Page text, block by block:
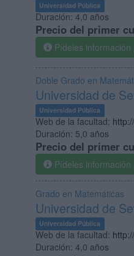
Universidad Pública
Duración: 4,0 años
Precio del primer
Pídeles información
Doble Grado en
Universidad de
Universidad Pública
Web de la facultad:
Duración: 5,0 años
Precio del primer
Pídeles información
Grado en Matemáticas
Universidad de
Universidad Pública
Web de la facultad:
Duración: 4,0 años